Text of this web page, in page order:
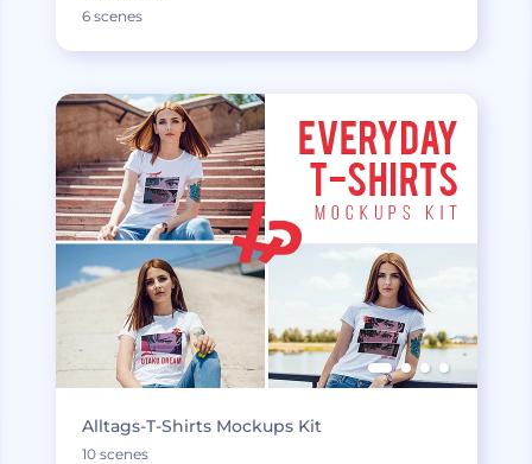
6 scenes
Alltags-T-Shirts Mockups Kit
10 scenes